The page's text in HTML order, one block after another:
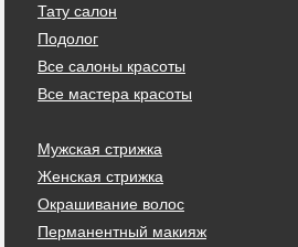
Тату салон
Подолог
Все салоны красоты
Все мастера красоты
Мужская стрижка
Женская стрижка
Окрашивание волос
Перманентный макияж